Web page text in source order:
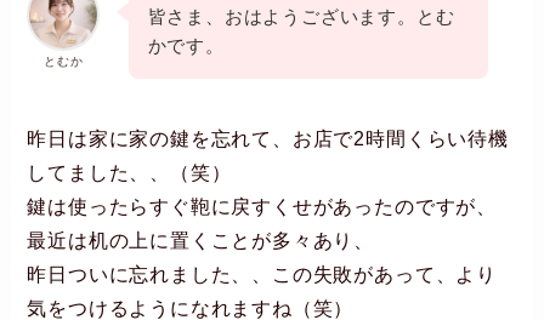
とむか
皆さま、おはようございます。とむ
かです。
昨日は家に家の鍵を忘れて、お店で2時間くらい待機
してました、、（笑）
鍵は使ったらすぐ鞄に戻すくせがあったのですが、
最近は机の上に置くことが多々あり、
昨日ついに忘れました、、この失敗があって、より
気をつけるようになれますね（笑）